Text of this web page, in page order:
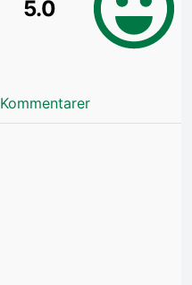
5.0
Kommentarer